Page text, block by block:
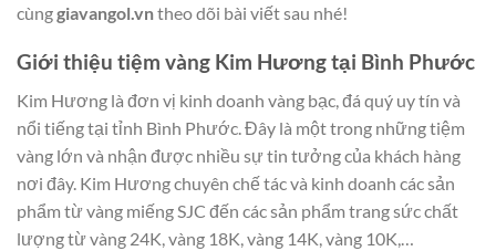
cùnggiavangol.vntheo dõi bài viết sau nhé!
Giới thiệu tiệm vàng Kim Hương tại Bình Phước
Kim Hương là đơn vị kinh doanh vàng bạc, đá quý uy tín và
nổi tiếng tại tỉnh Bình Phước. Đây là một trong những tiệm
vàng lớn và nhận được nhiều sự tin tưởng của khách hàng
nơi đây. Kim Hương chuyên chế tác và kinh doanh các sản
phẩm từ vàng miếng SJC đến các sản phẩm trang sức chất
lượng từ vàng 24K, vàng 18K, vàng 14K, vàng 10K,…